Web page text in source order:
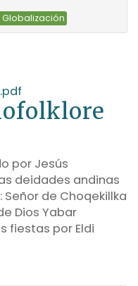
Globalización
por Jesús
deidades andinas
de Choqekillka
Dios Yabar
fiestas por Eldi